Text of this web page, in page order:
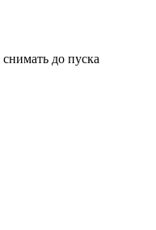
до пуска